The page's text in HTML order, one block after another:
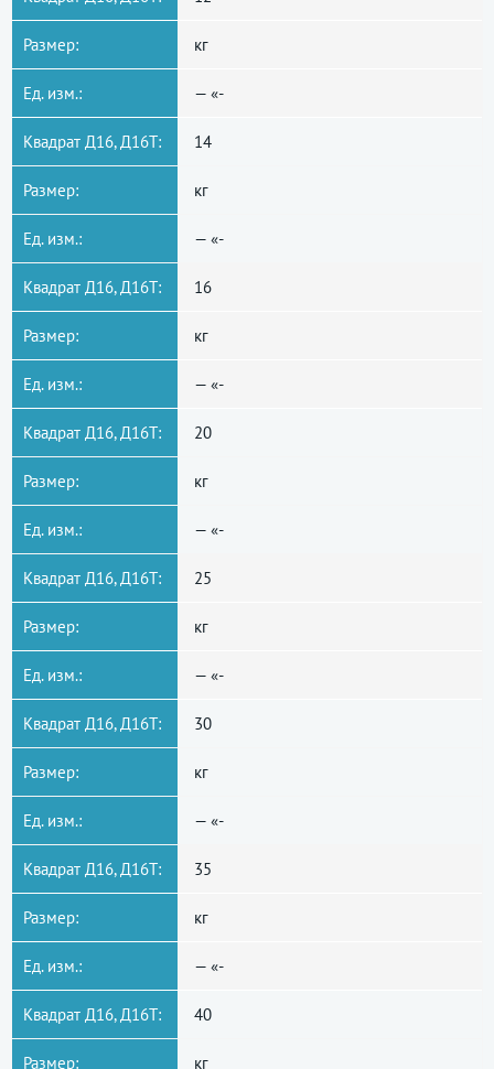
Размер: кг
Ед. изм.: — «-
Квадрат Д16, Д16Т: 14
Размер: кг
Ед. изм.: — «-
Квадрат Д16, Д16Т: 16
Размер: кг
Ед. изм.: — «-
Квадрат Д16, Д16Т: 20
Размер: кг
Ед. изм.: — «-
Квадрат Д16, Д16Т: 25
Размер: кг
Ед. изм.: — «-
Квадрат Д16, Д16Т: 30
Размер: кг
Ед. изм.: — «-
Квадрат Д16, Д16Т: 35
Размер: кг
Ед. изм.: — «-
Квадрат Д16, Д16Т: 40
Размер: кг